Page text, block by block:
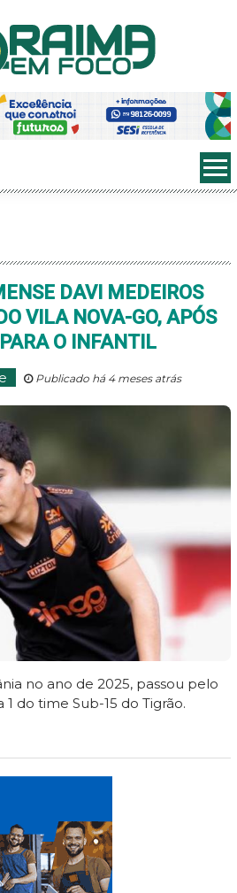
DAVI MEDEIROS
VILA NOVA-GO, APÓS
O INFANTIL
Publicado há 4 meses atrás
no ano de 2025, passou pelo
do time Sub-15 do Tigrão.